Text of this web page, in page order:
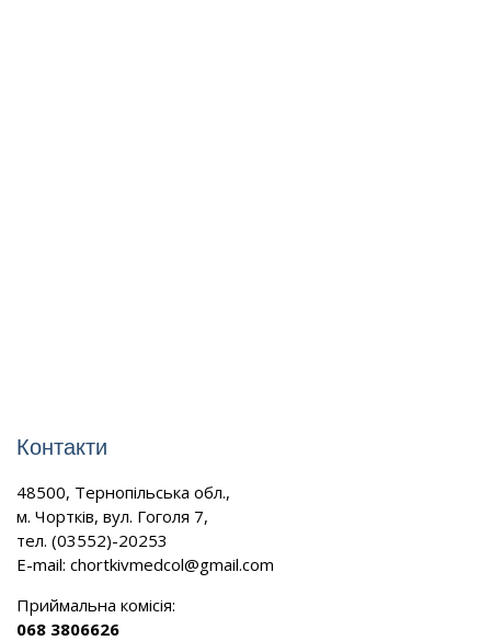
Контакти
48500, Тернопільська обл.,
м. Чортків, вул. Гоголя 7,
тел. (03552)-20253
E-mail: chortkivmedcol@gmail.com
Приймальна комісія:
068 3806626